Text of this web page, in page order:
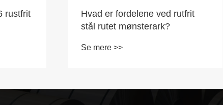
rustfrit
Hvad er fordelene ved rutfrit
stål rutet mønsterark?
Se mere >>